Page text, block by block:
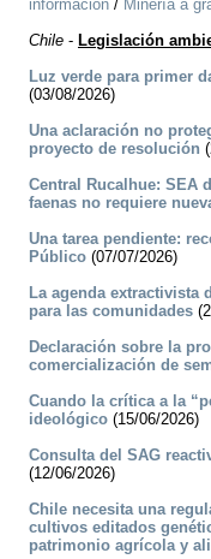
información / Minería a
Chile - Legislación
Luz verde para primer
(03/08/2026)
Una aclaración no
proyecto de resolución
Central Rucalhue: SEA
faenas no requiere
Una tarea pendiente:
Público (07/07/2026)
La agenda extractivista
para las comunidades
Declaración sobre la
comercialización de
Cuando la crítica a la
ideológico (15/06/2026)
Consulta del SAG
(12/06/2026)
Chile necesita una
cultivos editados
patrimonio agrícola y